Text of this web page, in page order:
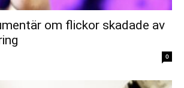
om flickor skadade av
0